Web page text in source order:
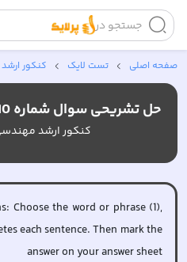
جستجو در
صفحه اصلی تست لایک کنکور ارشد
حل تشریحی سوال شماره 10 زبان عمومی (انگلیسی)
کنکور ارشد مهندسی
Choose the word or phrase (1),
each sentence. Then mark the
answer on your answer sheet